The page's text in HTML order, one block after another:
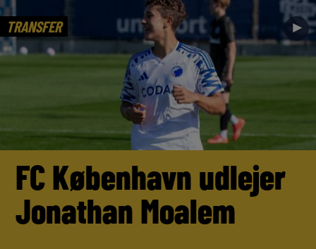
TRANSFER ►
FC København udlejer
Jonathan Moalem